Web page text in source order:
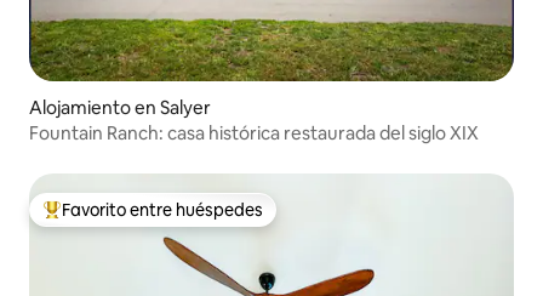
Alojamiento en Salyer
Fountain Ranch: casa histórica restaurada del siglo XIX
Favorito entre huéspedes preferido
Favorito entre huéspedes